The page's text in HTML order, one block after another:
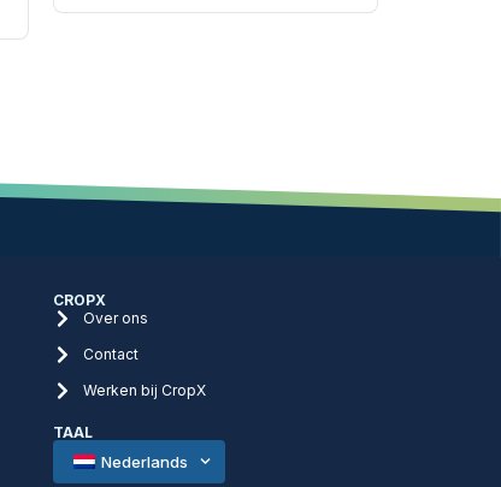
CROPX
Over ons
Contact
Werken bij CropX
TAAL
Nederlands